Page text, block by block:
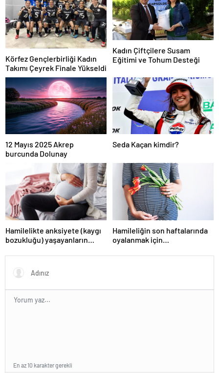
Körfez Gençlerbirliği Kadın
Takımı Çeyrek Finale Yükseldi
Kadın Çiftçilere Susam
Eğitimi ve Tohum Desteği
12 Mayıs 2025 Akrep
burcunda Dolunay
Seda Kaçan kimdir?
Hamilelikte anksiyete (kaygı
bozukluğu) yaşayanların
Hamileliğin son haftalarında
oyalanmak için…
En az 10 karakter gerekli